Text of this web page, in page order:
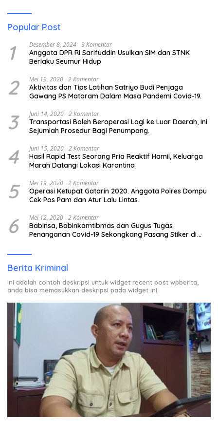
Popular Post
1 Desember 8, 2024 3 Komentar
Anggota DPR RI Sarifuddin Usulkan SIM dan STNK
Berlaku Seumur Hidup
2 Mei 19, 2020 2 Komentar
Aktivitas dan Tips Latihan Satriyo Budi Penjaga
Gawang PS Mataram Dalam Masa Pandemi Covid-19.
3 Juni 14, 2020 2 Komentar
Transportasi Boleh Beroperasi Lagi ke Luar Daerah, Ini
Sejumlah Prosedur Bagi Penumpang.
4 Juni 15, 2020 2 Komentar
Hasil Rapid Test Seorang Pria Reaktif Hamil, Keluarga
Marah Datangi Lokasi Karantina
5 Mei 19, 2020 2 Komentar
Operasi Ketupat Gatarin 2020. Anggota Polres Dompu
Cek Pos Pam dan Atur Lalu Lintas.
6 Mei 12, 2020 2 Komentar
Babinsa, Babinkamtibmas dan Gugus Tugas
Penanganan Covid-19 Sekongkang Pasang Stiker di
Berita Kriminal
Ini adalah contoh deskripsi untuk widget recent post wpberita,
anda bisa memasukkan deskripsi pada widget ini.